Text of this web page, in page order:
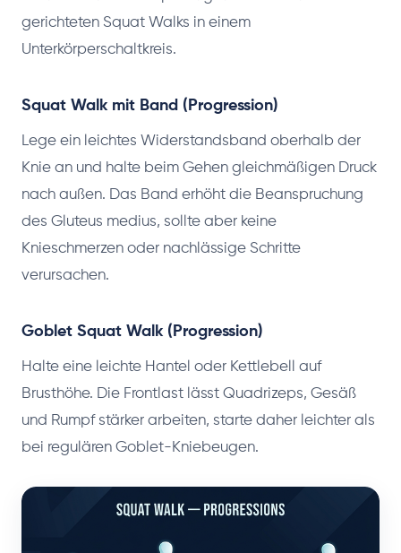
gerichteten Squat Walks in einem
Unterkörperschaltkreis.
Squat Walk mit Band (Progression)
Lege ein leichtes Widerstandsband oberhalb der
Knie an und halte beim Gehen gleichmäßigen Druck
nach außen. Das Band erhöht die Beanspruchung
des Gluteus medius, sollte aber keine
Knieschmerzen oder nachlässige Schritte
verursachen.
Goblet Squat Walk (Progression)
Halte eine leichte Hantel oder Kettlebell auf
Brusthöhe. Die Frontlast lässt Quadrizeps, Gesäß
und Rumpf stärker arbeiten, starte daher leichter als
bei regulären Goblet-Kniebeugen.